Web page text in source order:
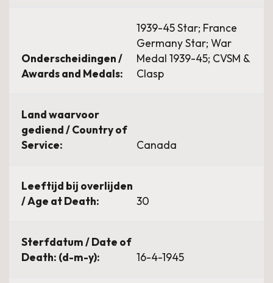
Onderscheidingen /
Awards and Medals:
1939-45 Star; France
Germany Star; War
Medal 1939-45; CVSM &
Clasp
Land waarvoor
gediend / Country of
Service:
Canada
Leeftijd bij overlijden
/ Age at Death:
30
Sterfdatum / Date of
Death: (d-m-y):
16-4-1945